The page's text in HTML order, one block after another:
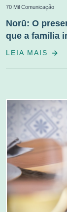
70 Mil Comunicação
Norū: O
que a família
LEIA MAIS